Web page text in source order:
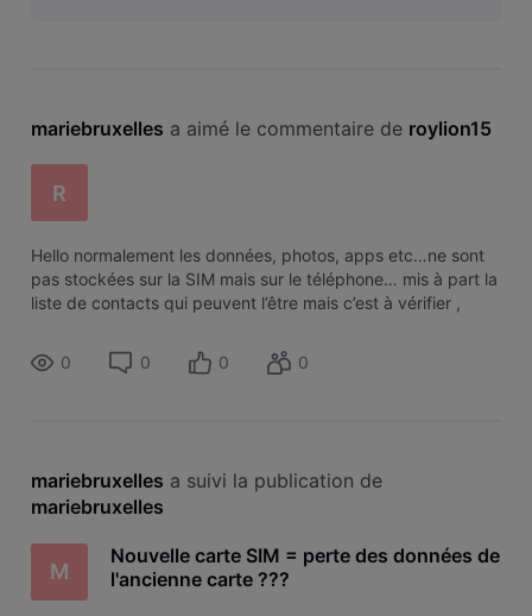
mariebruxelles a aimé le commentaire de roylion15
R
Hello normalement les données, photos, apps etc…ne sont
pas stockées sur la SIM mais sur le téléphone… mis à part la
liste de contacts qui peuvent l’être mais c’est à vérifier ,
contacts
0 0 0 0
mariebruxelles a suivi la publication de
mariebruxelles
M
Nouvelle carte SIM = perte des données de
l'ancienne carte ???